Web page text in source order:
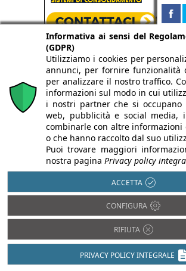
Informativa ai sensi del
(GDPR)
Utilizziamo i cookies per
annunci, per fornire funzionalità
per analizzare il nostro traffico.
informazioni sul modo in cui
i nostri partner che si
web, pubblicità e social media,
combinarle con altre
o che hanno raccolto dal suo
Puoi trovare maggiori
nostra pagina Privacy policy
ACCETTA
CONFIGURA
RIFIUTA
PRIVACY POLICY INTEGRALE